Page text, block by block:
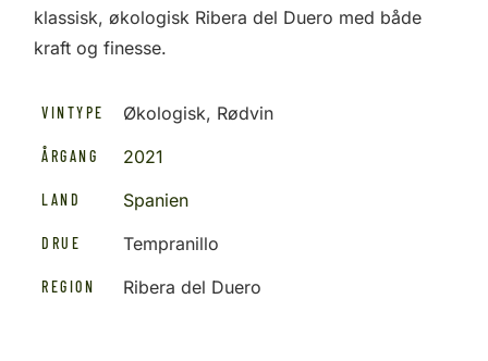
klassisk, økologisk Ribera del Duero med både
kraft og finesse.
VINTYPE Økologisk, Rødvin
ÅRGANG 2021
LAND Spanien
DRUE Tempranillo
REGION Ribera del Duero